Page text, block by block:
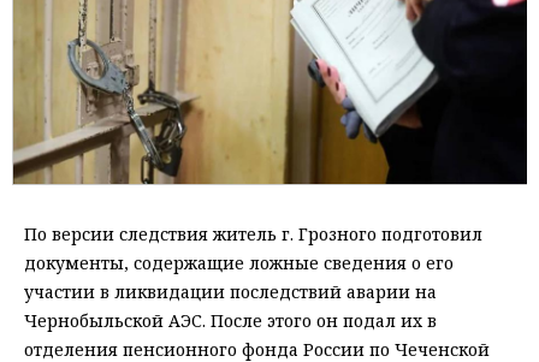
По версии следствия житель г. Грозного подготовил
документы, содержащие ложные сведения о его
участии в ликвидации последствий аварии на
Чернобыльской АЭС. После этого он подал их в
отделения пенсионного фонда России по Чеченской